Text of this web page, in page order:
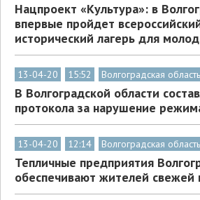
Нацпроект «Культура»: в
впервые пройдет
исторический лагерь для
13-04-20 15:52 Волгоградская область
В Волгоградской области
протокола за нарушение
13-04-20 12:14 Волгоградская область
Тепличные предприятия
обеспечивают жителей свежей